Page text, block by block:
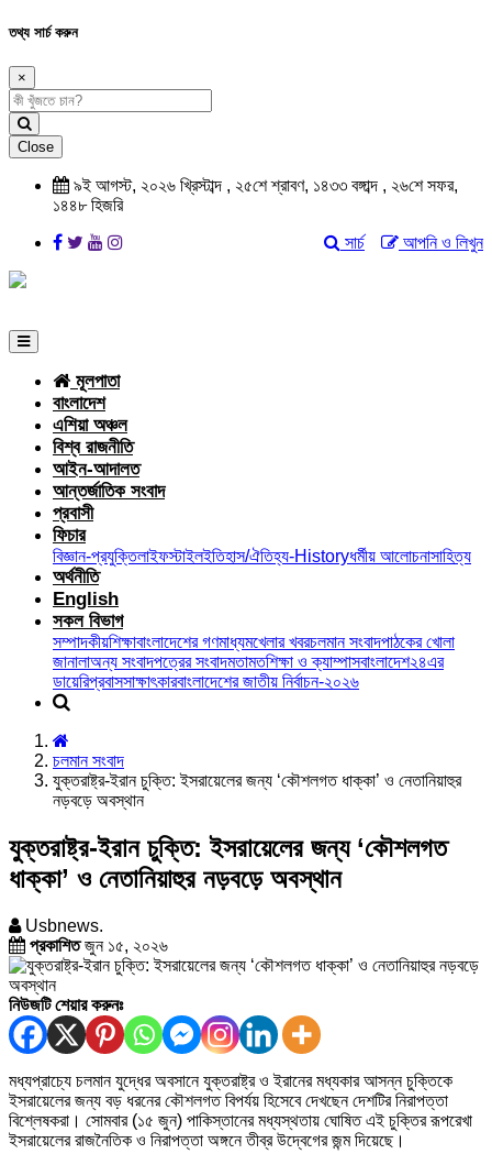
তথ্য সার্চ করুন
×
Close
৯ই আগস্ট, ২০২৬ খ্রিস্টাব্দ , ২৫শে শ্রাবণ, ১৪৩৩ বঙ্গাব্দ , ২৬শে সফর,
১৪৪৮ হিজরি
আপনি ও লিখুন
সার্চ
মূলপাতা
বাংলাদেশ
এশিয়া অঞ্চল
বিশ্ব রাজনীতি
আইন-আদালত
আন্তর্জাতিক সংবাদ
প্রবাসী
ফিচার
বিজ্ঞান-প্রযুক্তিলাইফস্টাইলইতিহাস/ঐতিহ্য-Historyধর্মীয় আলোচনাসাহিত্য
অর্থনীতি
English
সকল বিভাগ
সম্পাদকীয়শিক্ষাবাংলাদেশের গণমাধ্যমখেলার খবরচলমান সংবাদপাঠকের খোলা
জানালাঅন্য সংবাদপত্রের সংবাদমতামতশিক্ষা ও ক্যাম্পাসবাংলাদেশ২৪এর
ডায়েরিপ্রবাসসাক্ষাৎকারবাংলাদেশের জাতীয় নির্বাচন-২০২৬
চলমান সংবাদ
যুক্তরাষ্ট্র-ইরান চুক্তি: ইসরায়েলের জন্য ‘কৌশলগত ধাক্কা’ ও নেতানিয়াহুর
নড়বড়ে অবস্থান
যুক্তরাষ্ট্র-ইরান চুক্তি: ইসরায়েলের জন্য ‘কৌশলগত
ধাক্কা’ ও নেতানিয়াহুর নড়বড়ে অবস্থান
Usbnews.
প্রকাশিতজুন ১৫, ২০২৬
নিউজটি শেয়ার করুনঃ
মধ্যপ্রাচ্যে চলমান যুদ্ধের অবসানে যুক্তরাষ্ট্র ও ইরানের মধ্যকার আসন্ন চুক্তিকে
ইসরায়েলের জন্য বড় ধরনের কৌশলগত বিপর্যয় হিসেবে দেখছেন দেশটির নিরাপত্তা
বিশ্লেষকরা। সোমবার (১৫ জুন) পাকিস্তানের মধ্যস্থতায় ঘোষিত এই চুক্তির রূপরেখা
ইসরায়েলের রাজনৈতিক ও নিরাপত্তা অঙ্গনে তীব্র উদ্বেগের জন্ম দিয়েছে।